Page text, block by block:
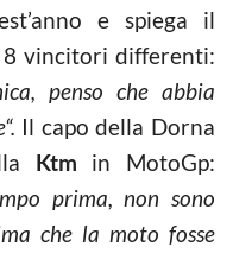
e spiega il
vincitori differenti:
penso che abbia
Il capo della Dorna
Ktm in MotoGp:
prima, non sono
che la moto fosse